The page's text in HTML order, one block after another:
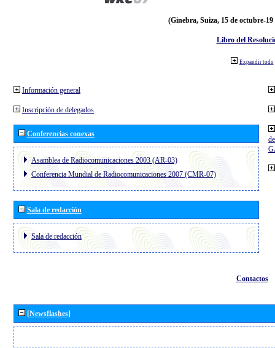
(Ginebra, Suiza, 15 de octubre-19
Libro del
Expandir todo
Información general
Inscripción de delegados
Conferencias conexas
Asamblea de Radiocomunicaciones 2003 (AR-03)
Conferencia Mundial de Radiocomunicaciones 2007 (CMR-07)
Sala de redacción
Sala de redacción
Contactos
[Newsflashes]